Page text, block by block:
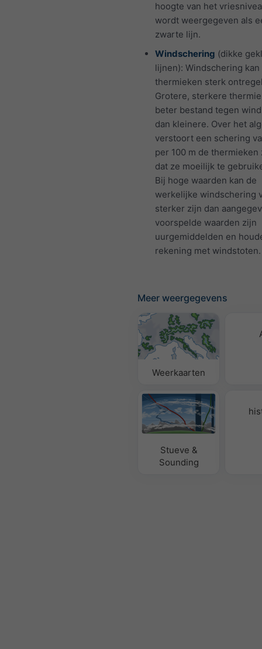
hoogte van het
wordt weergegeven als
zwarte lijn.
Windschering (dikke
lijnen): Windschering kan
thermieken sterk
Grotere, sterkere
beter bestand tegen
dan kleinere. Over het
verstoort een schering
per 100 m de thermieken
dat ze moeilijk te
Bij hoge waarden kan de
werkelijke windschering
sterker zijn dan
voorspelde waarden zijn
uurgemiddelden en
rekening met windstoten.
Meer weergegevens
Weerkaarten
Stueve &
Sounding